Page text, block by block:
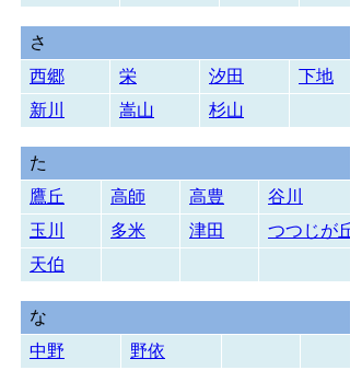
さ
西郷
栄 汐田
下地
新川
嵩山 杉山
た
鷹丘
高師 高豊
谷川
玉川
多米 津田
つつじが丘
天伯
な
中野
野依